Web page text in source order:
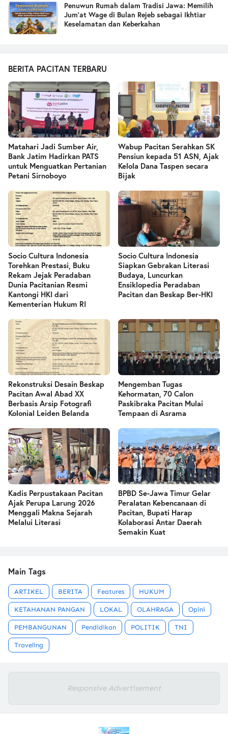
Penuwun Rumah dalam Tradisi Jawa: Memilih
Jum’at Wage di Bulan Rejeb sebagai Ikhtiar
Keselamatan dan Keberkahan
BERITA PACITAN TERBARU
Matahari Jadi Sumber Air,
Bank Jatim Hadirkan PATS
untuk Menguatkan Pertanian
Petani Sirnoboyo
Wabup Pacitan Serahkan SK
Pensiun kepada 51 ASN, Ajak
Kelola Dana Taspen secara
Bijak
Socio Cultura Indonesia
Torehkan Prestasi, Buku
Rekam Jejak Peradaban
Dunia Pacitanian Resmi
Kantongi HKI dari
Kementerian Hukum RI
Socio Cultura Indonesia
Siapkan Gebrakan Literasi
Budaya, Luncurkan
Ensiklopedia Peradaban
Pacitan dan Beskap Ber-HKI
Rekonstruksi Desain Beskap
Pacitan Awal Abad XX
Berbasis Arsip Fotografi
Kolonial Leiden Belanda
Mengemban Tugas
Kehormatan, 70 Calon
Paskibraka Pacitan Mulai
Tempaan di Asrama
Kadis Perpustakaan Pacitan
Ajak Perupa Larung 2026
Menggali Makna Sejarah
Melalui Literasi
BPBD Se-Jawa Timur Gelar
Peralatan Kebencanaan di
Pacitan, Bupati Harap
Kolaborasi Antar Daerah
Semakin Kuat
Main Tags
ARTIKEL BERITA Features HUKUM
KETAHANAN PANGAN LOKAL OLAHRAGA Opini
PEMBANGUNAN Pendidikan POLITIK TNI
Traveling
Responsive Advertisement